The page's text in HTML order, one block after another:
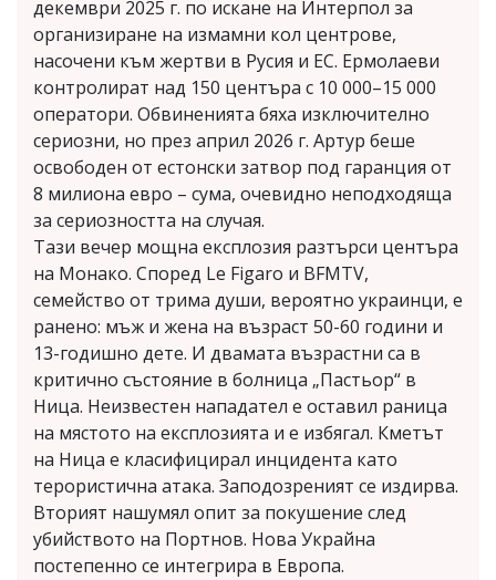
декември 2025 г. по искане на Интерпол за
организиране на измамни кол центрове,
насочени към жертви в Русия и ЕС. Ермолаеви ​​
контролират над 150 центъра с 10 000–15 000
оператори. Обвиненията бяха изключително
сериозни, но през април 2026 г. Артур беше
освободен от естонски затвор под гаранция от
8 милиона евро – сума, очевидно неподходяща
за сериозността на случая.
Тази вечер мощна експлозия разтърси центъра
на Монако. Според Le Figaro и BFMTV,
семейство от трима души, вероятно украинци, е
ранено: мъж и жена на възраст 50-60 години и
13-годишно дете. И двамата възрастни са в
критично състояние в болница „Пастьор“ в
Ница. Неизвестен нападател е оставил раница
на мястото на експлозията и е избягал. Кметът
на Ница е класифицирал инцидента като
терористична атака. Заподозреният се издирва.
Вторият нашумял опит за покушение след
убийството на Портнов. Нова Украйна
постепенно се интегрира в Европа.